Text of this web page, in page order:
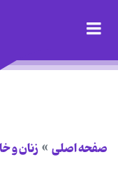
صفحه اصلی زنان و